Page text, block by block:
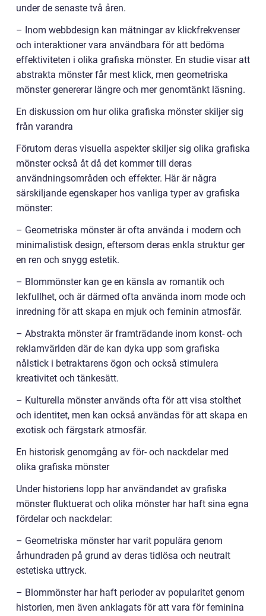
under de senaste två åren.
– Inom webbdesign kan mätningar av klickfrekvenser
och interaktioner vara användbara för att bedöma
effektiviteten i olika grafiska mönster. En studie visar att
abstrakta mönster får mest klick, men geometriska
mönster genererar längre och mer genomtänkt läsning.
En diskussion om hur olika grafiska mönster skiljer sig
från varandra
Förutom deras visuella aspekter skiljer sig olika grafiska
mönster också åt då det kommer till deras
användningsområden och effekter. Här är några
särskiljande egenskaper hos vanliga typer av grafiska
mönster:
– Geometriska mönster är ofta använda i modern och
minimalistisk design, eftersom deras enkla struktur ger
en ren och snygg estetik.
– Blommönster kan ge en känsla av romantik och
lekfullhet, och är därmed ofta använda inom mode och
inredning för att skapa en mjuk och feminin atmosfär.
– Abstrakta mönster är framträdande inom konst- och
reklamvärlden där de kan dyka upp som grafiska
nålstick i betraktarens ögon och också stimulera
kreativitet och tänkesätt.
– Kulturella mönster används ofta för att visa stolthet
och identitet, men kan också användas för att skapa en
exotisk och färgstark atmosfär.
En historisk genomgång av för- och nackdelar med
olika grafiska mönster
Under historiens lopp har användandet av grafiska
mönster fluktuerat och olika mönster har haft sina egna
fördelar och nackdelar:
– Geometriska mönster har varit populära genom
århundraden på grund av deras tidlösa och neutralt
estetiska uttryck.
– Blommönster har haft perioder av popularitet genom
historien, men även anklagats för att vara för feminina